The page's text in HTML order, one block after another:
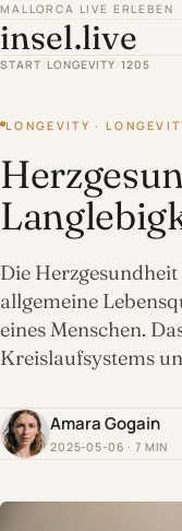
MALLORCA LIVE ERLEBEN
insel.live
START LONGEVITY /1205
LONGEVITY ·
Die
allgemeine
eines Menschen.
Kreislaufsystems
Amara Gogain
2025-05-06 · 7 MIN